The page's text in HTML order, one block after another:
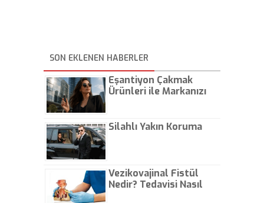
SON EKLENEN HABERLER
Eşantiyon Çakmak
Ürünleri ile Markanızı
Silahlı Yakın Koruma
Vezikovajinal Fistül
Nedir? Tedavisi Nasıl